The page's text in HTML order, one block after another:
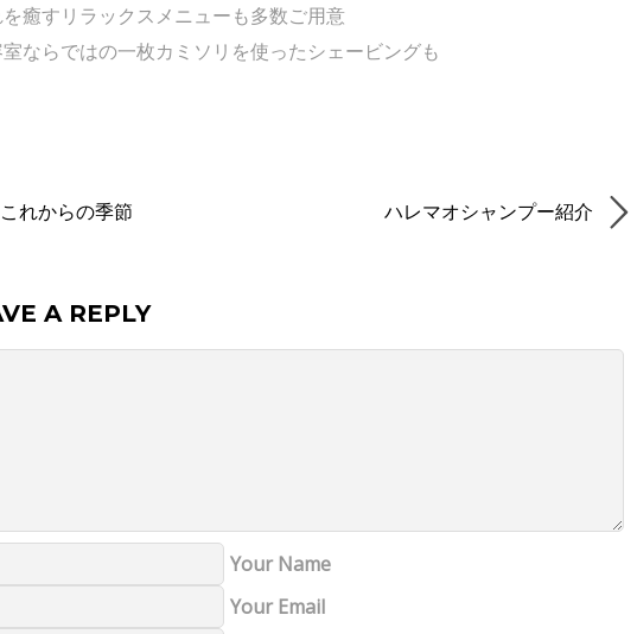
癒すリラックスメニューも多数ご用意
ならではの一枚カミソリを使ったシェービングも
これからの季節 ハレマオシャンプー紹介
A REPLY
Your Name
Your Email